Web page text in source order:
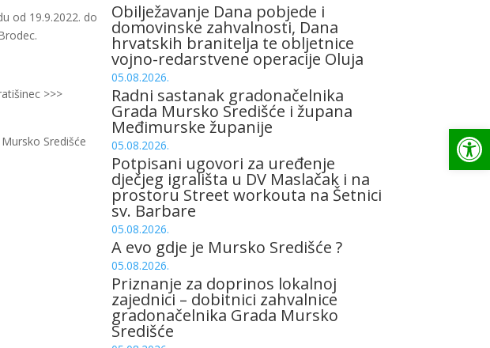
od 19.9.2022. do
>>>
Središće
Obilježavanje Dana pobjede i
domovinske zahvalnosti, Dana
hrvatskih branitelja te obljetnice
vojno-redarstvene operacije Oluja
05.08.2026.
Radni sastanak gradonačelnika
Grada Mursko Središće i župana
Međimurske županije
05.08.2026.
Potpisani ugovori za uređenje
dječjeg igrališta u DV Maslačak i na
prostoru Street workouta na Šetnici
sv. Barbare
05.08.2026.
A evo gdje je Mursko Središće ?
05.08.2026.
Priznanje za doprinos lokalnoj
zajednici – dobitnici zahvalnice
gradonačelnika Grada Mursko
Središće